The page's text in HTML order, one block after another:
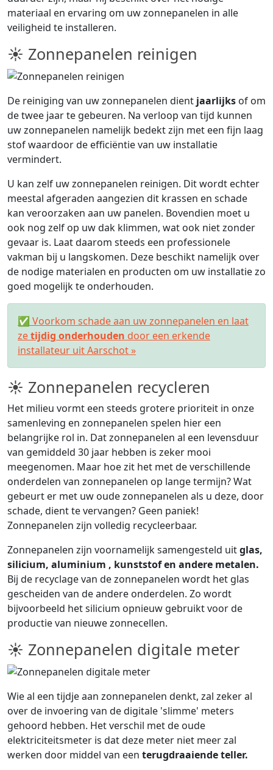
materiaal en ervaring om uw zonnepanelen in alle
veiligheid te installeren.
☀ Zonnepanelen reinigen
De reiniging van uw zonnepanelen dient jaarlijks of om
de twee jaar te gebeuren. Na verloop van tijd kunnen
uw zonnepanelen namelijk bedekt zijn met een fijn laag
stof waardoor de efficiëntie van uw installatie
vermindert.
U kan zelf uw zonnepanelen reinigen. Dit wordt echter
meestal afgeraden aangezien dit krassen en schade
kan veroorzaken aan uw panelen. Bovendien moet u
ook nog zelf op uw dak klimmen, wat ook niet zonder
gevaar is. Laat daarom steeds een professionele
vakman bij u langskomen. Deze beschikt namelijk over
de nodige materialen en producten om uw installatie zo
goed mogelijk te onderhouden.
✅ Voorkom schade aan uw zonnepanelen en laat
zetijdig onderhouden door een erkende
installateur uit Aarschot »
☀ Zonnepanelen recycleren
Het milieu vormt een steeds grotere prioriteit in onze
samenleving en zonnepanelen spelen hier een
belangrijke rol in. Dat zonnepanelen al een levensduur
van gemiddeld 30 jaar hebben is zeker mooi
meegenomen. Maar hoe zit het met de verschillende
onderdelen van zonnepanelen op lange termijn? Wat
gebeurt er met uw oude zonnepanelen als u deze, door
schade, dient te vervangen? Geen paniek!
Zonnepanelen zijn volledig recycleerbaar.
Zonnepanelen zijn voornamelijk samengesteld uitglas,
silicium, aluminium , kunststof en andere metalen.
Bij de recyclage van de zonnepanelen wordt het glas
gescheiden van de andere onderdelen. Zo wordt
bijvoorbeeld het silicium opnieuw gebruikt voor de
productie van nieuwe zonnecellen.
☀ Zonnepanelen digitale meter
Wie al een tijdje aan zonnepanelen denkt, zal zeker al
over de invoering van de digitale 'slimme' meters
gehoord hebben. Het verschil met de oude
elektriciteitsmeter is dat deze meter niet meer zal
werken door middel van een terugdraaiende teller.